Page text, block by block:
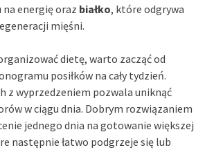
energię oraz białko, które odgrywa
mięśni.
dietę, warto zacząć od
posiłków na cały tydzień.
z wyprzedzeniem pozwala uniknąć
w ciągu dnia. Dobrym rozwiązaniem
jednego dnia na gotowanie większej
następnie łatwo podgrzeje się lub